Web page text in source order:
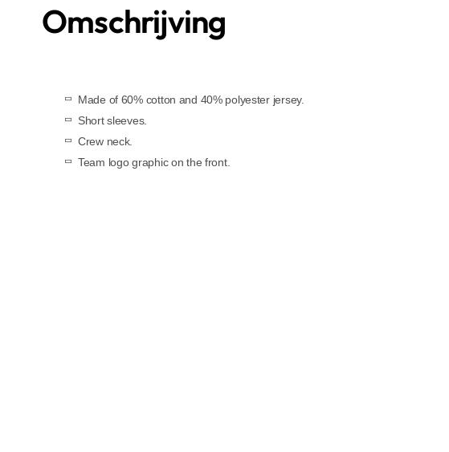
Omschrijving
Made of 60% cotton and 40% polyester jersey.
Short sleeves.
Crew neck.
Team logo graphic on the front.